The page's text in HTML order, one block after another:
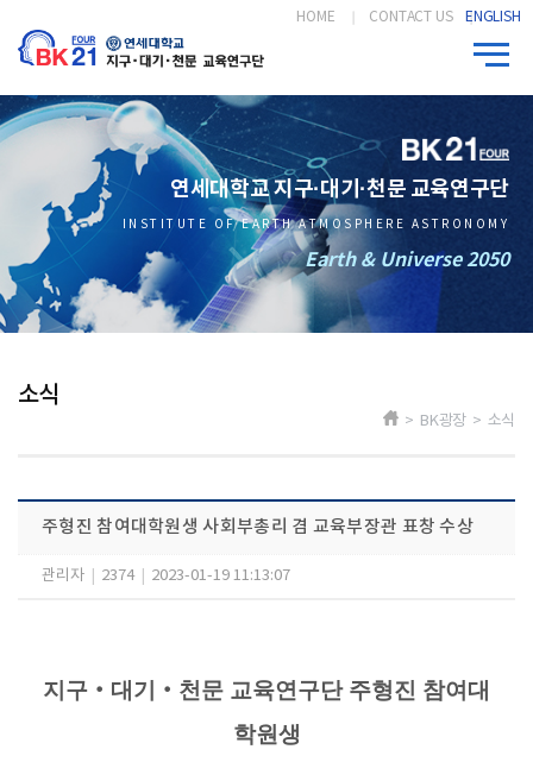
HOME CONTACT US ENGLISH
연세대학교 지구·대기·천문 교육연구단
INSTITUTE OF EARTH ATMOSPHERE ASTRONOMY
Earth & Universe 2050
소식
> BK광장 > 소식
주형진 참여대학원생 사회부총리 겸 교육부장관 표창 수상
관리자 2374 2023-01-19 11:13:07
지구 ‧ 대기 ‧ 천문 교육연구단 주형진 참여대
학원생